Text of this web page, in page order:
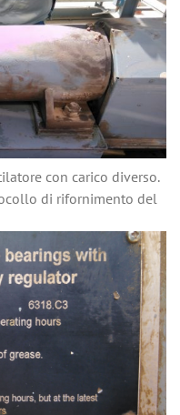
con carico diverso.
di rifornimento del